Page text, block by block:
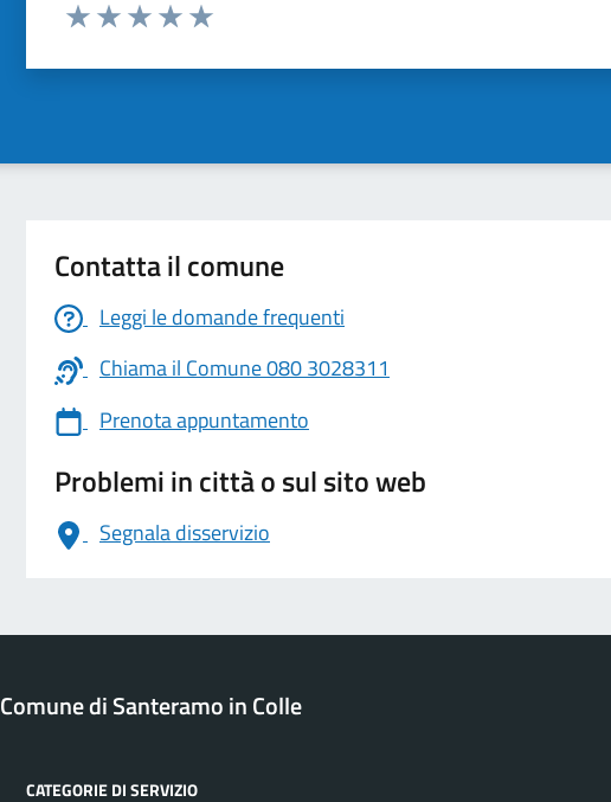
Valuta da 1 a 5 stelle la pagina
Contatta il comune
Leggi le domande frequenti
Chiama il Comune 080 3028311
Prenota appuntamento
Problemi in città o sul sito web
Segnala disservizio
Comune di Santeramo in Colle
CATEGORIE DI SERVIZIO